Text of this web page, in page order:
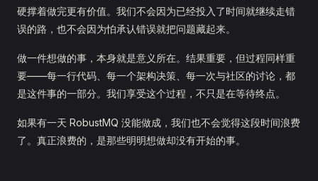
硬撑着做完更有价值。我们不会因为已经投入了时间就继续走错
误的路，也不会因为怕承认错误就把问题藏起来。
做一件想做的事，本身就是意义所在。结果重要，但过程同样重
要——每一行代码、每一个架构决策、每一次与社区的讨论，都
是这件事的一部分。我们享受这个过程，不只是在等待终点。
如果有一天 RobustMQ 没能做成，我们也不会觉得这段时间浪费
了。真正浪费的，是那些明明想做却没有开始的事。